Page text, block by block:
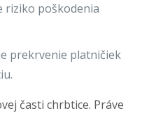
riziko poškodenia
prekrvenie platničiek
časti chrbtice. Práve